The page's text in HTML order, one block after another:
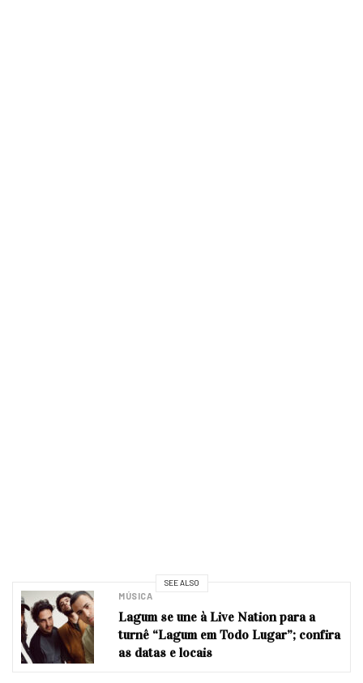
SEE ALSO
MÚSICA
Lagum se une à Live Nation para a
turnê “Lagum em Todo Lugar”; confira
as datas e locais